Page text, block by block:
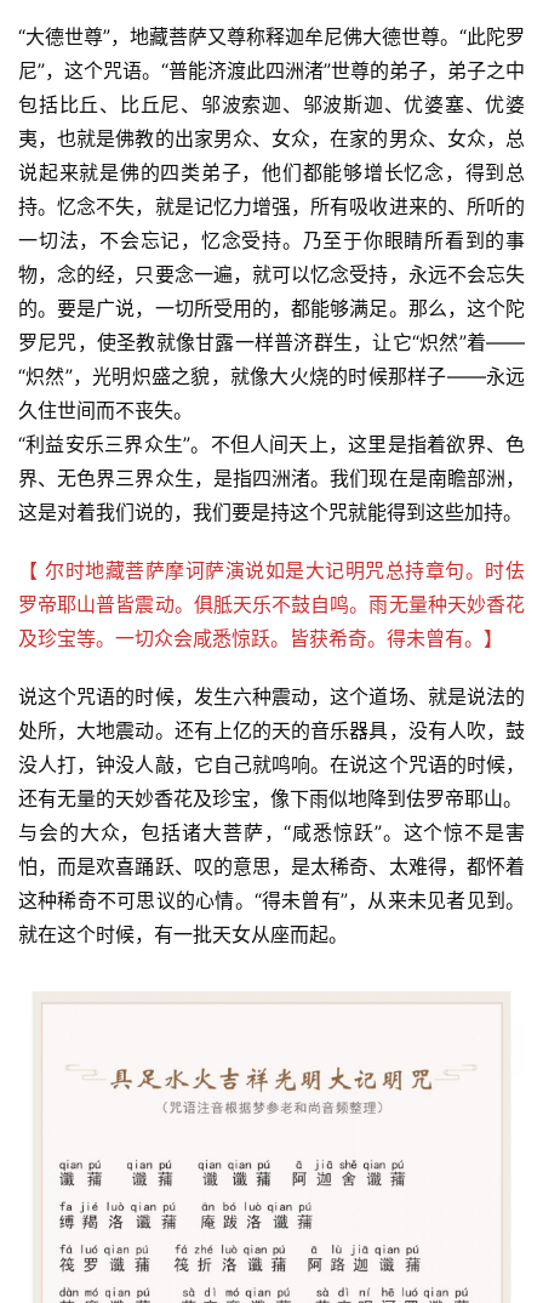
“大德世尊”，地藏菩萨又尊称释迦牟尼佛大德世尊。“此陀罗
尼”，这个咒语。“普能济渡此四洲渚”世尊的弟子，弟子之中
包括比丘、比丘尼、邬波索迦、邬波斯迦、优婆塞、优婆
夷，也就是佛教的出家男众、女众，在家的男众、女众，总
说起来就是佛的四类弟子，他们都能够增长忆念，得到总
持。忆念不失，就是记忆力增强，所有吸收进来的、所听的
一切法，不会忘记，忆念受持。乃至于你眼睛所看到的事
物，念的经，只要念一遍，就可以忆念受持，永远不会忘失
的。要是广说，一切所受用的，都能够满足。那么，这个陀
罗尼咒，使圣教就像甘露一样普济群生，让它“炽然”着——
“炽然”，光明炽盛之貌，就像大火烧的时候那样子——永远
久住世间而不丧失。
“利益安乐三界众生”。不但人间天上，这里是指着欲界、色
界、无色界三界众生，是指四洲渚。我们现在是南瞻部洲，
这是对着我们说的，我们要是持这个咒就能得到这些加持。
【 尔时地藏菩萨摩诃萨演说如是大记明咒总持章句。时佉
罗帝耶山普皆震动。俱胝天乐不鼓自鸣。雨无量种天妙香花
及珍宝等。一切众会咸悉惊跃。皆获希奇。得未曾有。】
说这个咒语的时候，发生六种震动，这个道场、就是说法的
处所，大地震动。还有上亿的天的音乐器具，没有人吹，鼓
没人打，钟没人敲，它自己就鸣响。在说这个咒语的时候，
还有无量的天妙香花及珍宝，像下雨似地降到佉罗帝耶山。
与会的大众，包括诸大菩萨，“咸悉惊跃”。这个惊不是害
怕，而是欢喜踊跃、叹的意思，是太稀奇、太难得，都怀着
这种稀奇不可思议的心情。“得未曾有”，从来未见者见到。
就在这个时候，有一批天女从座而起。